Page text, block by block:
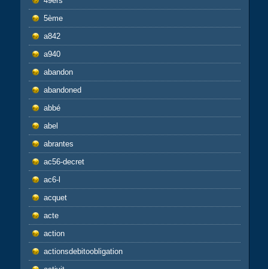
5ème
a842
a940
abandon
abandoned
abbé
abel
abrantes
ac56-decret
ac6-l
acquet
acte
action
actionsdebitoobligation